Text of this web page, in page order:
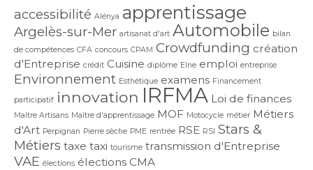
accessibilité Alénya apprentissage
Argelès-sur-Mer artisanat d'art Automobile bilan
de compétences CFA concours CPAM Crowdfunding création
d'Entreprise crédit Cuisine diplôme Elne emploi entreprise
Environnement Esthétique examens Financement
participatif innovation IRFMA Loi de finances
Maître Artisans Maître d'apprentissage MOF Motocycle métier Métiers
d'Art Perpignan Pierre sèche PME rentrée RSE RSI Stars &
Métiers taxe taxi tourisme transmission d'Entreprise
VAE élections élections CMA